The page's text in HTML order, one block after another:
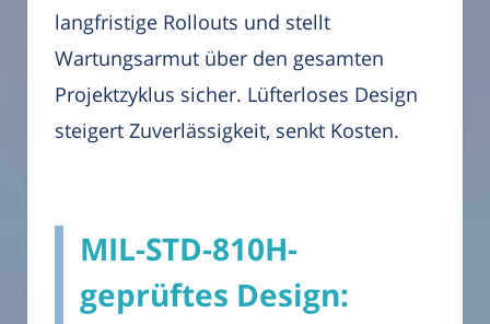
langfristige Rollouts und stellt
Wartungsarmut über den gesamten
Projektzyklus sicher. Lüfterloses Design
steigert Zuverlässigkeit, senkt Kosten.
MIL-STD-810H-
geprüftes Design: